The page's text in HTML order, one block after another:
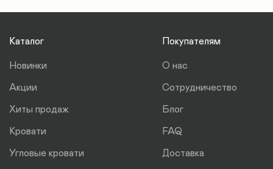
0,2 м. 3 коробки - 2 смотанные между собой и 1
Каталог
Новинки
Акции
Хиты продаж
Кровати
Угловые кровати
Покупателям
О нас
Сотрудничество
Блог
FAQ
Доставка